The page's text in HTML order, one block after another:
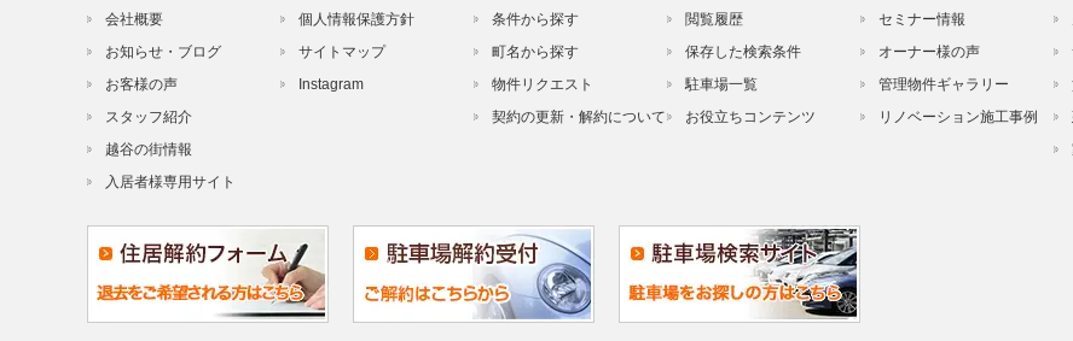
会社概要
お知らせ・ブログ
お客様の声
スタッフ紹介
越谷の街情報
入居者様専用サイト
個人情報保護方針
サイトマップ
Instagram
条件から探す
町名から探す
物件リクエスト
契約の更新・解約について
閲覧履歴
保存した検索条件
駐車場一覧
お役立ちコンテンツ
セミナー情報
オーナー様の声
管理物件ギャラリー
リノベーション施工事例